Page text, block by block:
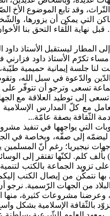
التّراث، وقد تابع الموضوع
التي يمكن أن يزورها،
نهاية اللّقاء التحق بنا
ليستقبل الأستاذ داود
تكرّم الأستاذ داود
الدّين والدّعوة في سبل
تسعى وترجو أن تتوفّر
إلى توطيد العلاقة مع
مع كلّ المدارس
الثّقافة بصفة عامّة...
التي يواجهها في تنفيذ
إلى صفّه، وبخاصة في
بألف كلم. لكنّها تفتقر إلى
تزويد الجماعة بالكتب
نتمكّن من إيصال الكتب
من الجهات الرّسمية. نرجو
مشروعات كثيرة، منها
بالثّقافة الإسلامية بشكل